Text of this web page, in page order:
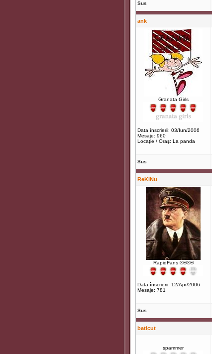
Sus
ank
Granata Girls
Data înscrierii: 03/Iun/2006
Mesaje: 960
Locaţie / Oraş: La panda
Sus
ReKiNu
RapidFans ®®®®
Data înscrierii: 12/Apr/2006
Mesaje: 781
Sus
baticut
spammer